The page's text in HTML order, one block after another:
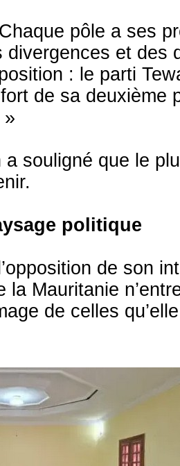
pôle a ses
divergences et des
: le parti
de sa deuxième
»
a souligné que le
politique
de son
la Mauritanie
de celles